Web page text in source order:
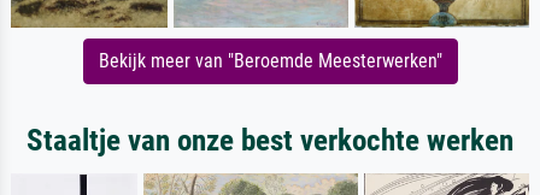
Bekijk meer van "Beroemde Meesterwerken"
Staaltje van onze best verkochte werken